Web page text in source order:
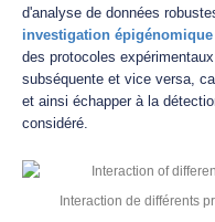
d'analyse de données
investigation épigénomique
des protocoles
subséquente et vice versa,
et ainsi échapper à la
considéré.
Interaction de différents